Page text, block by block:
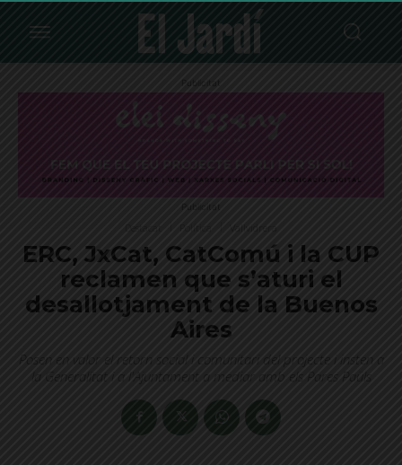
Publicitat
Publicitat
ERC, JxCat, CatComú i la CUP
reclamen que s’aturi el
desallotjament de la Buenos
Aires
Posen en valor el retorn social i comunitari del projecte i insten a
la Generalitat i a l'Ajuntament a mediar amb els Pares Paüls